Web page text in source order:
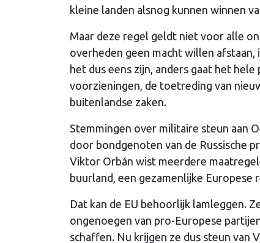
kleine landen alsnog kunnen winnen
Maar deze regel geldt niet voor alle
overheden geen macht willen
het dus eens zijn, anders gaat het
voorzieningen, de toetreding van
buitenlandse zaken.
Stemmingen over militaire steun aan
door bondgenoten van de Russische
Viktor Orbán wist meerdere
buurland, een gezamenlijke Europese
Dat kan de EU behoorlijk lamleggen.
ongenoegen van pro-Europese
schaffen. Nu krijgen ze dus steun van